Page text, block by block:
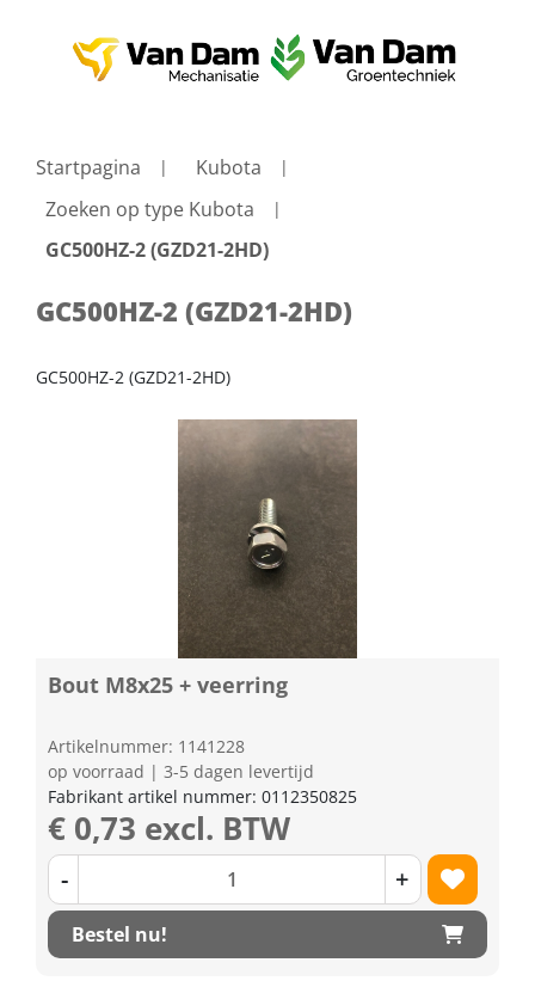
Startpagina
Kubota
Zoeken op type Kubota
GC500HZ-2 (GZD21-2HD)
GC500HZ-2 (GZD21-2HD)
GC500HZ-2 (GZD21-2HD)
Bout M8x25 + veerring
Artikelnummer: 1141228
op voorraad | 3-5 dagen levertijd
Fabrikant artikel nummer: 0112350825
€ 0,73 excl. BTW
- +
Bestel nu!